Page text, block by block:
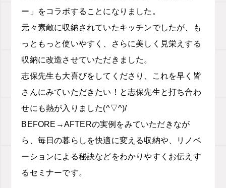
ー」をコラボすることになりました。
元々素敵に収納されていたキッチンでしたが、も
っともっと使いやすく、さらに美しく見栄えする
収納に改造させていただきました。
志保先生も大喜びをしてくださり、これを早く皆
さんにみていただきたい！と志保先生と打ち合わ
せにも熱が入りました(^▽^)/
BEFORE→AFTERの実例をみていただきなが
ら、毎日の暮らしを快適に変える収納や、リノベ
ーションによる秘訣などをわかりやすくお伝えす
るセミナーです。